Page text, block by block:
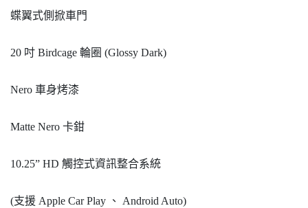
蝶翼式側掀車門
20 吋 Birdcage 輪圈 (Glossy Dark)
Nero 車身烤漆
Matte Nero 卡鉗
10.25” HD 觸控式資訊整合系統
(支援 Apple Car Play 、 Android Auto)